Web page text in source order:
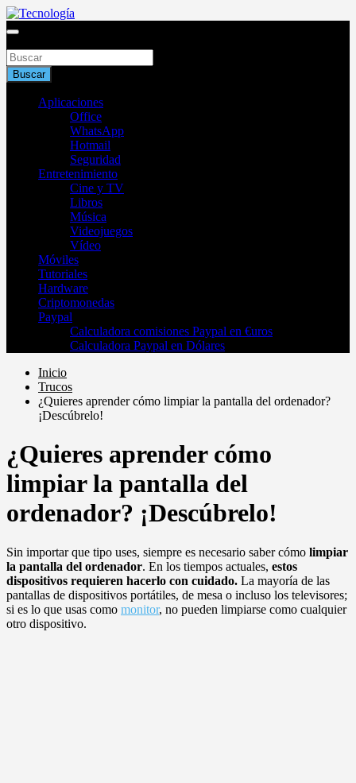
Saltar
al
Tecnología
Buscar
Aplicaciones
Office
WhatsApp
Hotmail
Seguridad
Entretenimiento
Cine y TV
Libros
Música
Videojuegos
Vídeo
Móviles
Tutoriales
Hardware
Criptomonedas
Paypal
Calculadora comisiones Paypal en €uros
Calculadora Paypal en Dólares
Inicio
Trucos
¿Quieres aprender cómo limpiar la pantalla del ordenador?
¡Descúbrelo!
¿Quieres aprender cómo
limpiar la pantalla del
ordenador? ¡Descúbrelo!
Sin importar que tipo uses, siempre es necesario saber cómo limpiar
la pantalla del ordenador. En los tiempos actuales, estos
dispositivos requieren hacerlo con cuidado. La mayoría de las
pantallas de dispositivos portátiles, de mesa o incluso los televisores;
si es lo que usas como monitor, no pueden limpiarse como cualquier
otro dispositivo.